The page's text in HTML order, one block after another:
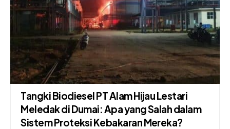
Tangki Biodiesel PT Alam Hijau Lestari
Meledak di Dumai: Apa yang Salah dalam
Sistem Proteksi Kebakaran Mereka?